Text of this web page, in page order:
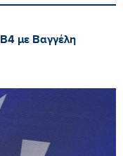
με Βαγγέλη